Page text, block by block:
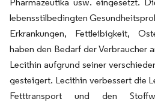
lebensstilbedingten
Erkrankungen, Fettleibigkeit,
haben den Bedarf der Verbraucher
Lecithin aufgrund seiner
gesteigert. Lecithin verbessert die
Fetttransport und den